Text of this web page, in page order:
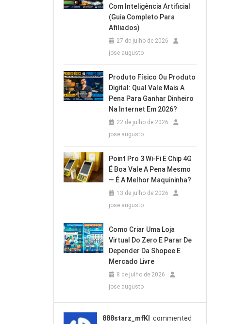
Com Inteligência Artificial
(Guia Completo Para
Afiliados)
27 de julho de 2026
jose augusto
Produto Físico Ou Produto
Digital: Qual Vale Mais A
Pena Para Ganhar Dinheiro
Na Internet Em 2026?
22 de julho de 2026
jose augusto
Point Pro 3 Wi‑Fi E Chip 4G
É Boa Vale A Pena Mesmo
— É A Melhor Maquininha?
13 de julho de 2026
jose augusto
Como Criar Uma Loja
Virtual Do Zero E Parar De
Depender Da Shopee E
Mercado Livre
8 de julho de 2026
jose augusto
888starz_mfKl
commented